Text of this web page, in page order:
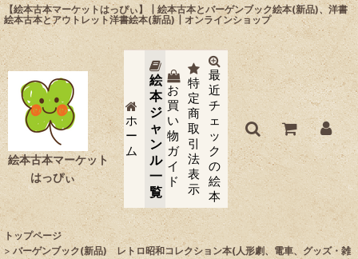
【絵本古本マーケットはっぴぃ】┃絵本古本とバーゲンブック絵本(新品)、洋書
絵本古本とアウトレット洋書絵本(新品)┃オンラインショップ
絵本古本マーケット
はっぴぃ
ホ
ー
ム
絵
本
ジ
ャ
ン
ル
一
覧
お
買
い
物
ガ
イ
ド
特
定
商
取
引
法
表
示
最
近
チ
ェ
ッ
ク
の
絵
本
トップページ
> バーゲンブック(新品) レトロ昭和コレクション本(人形劇、電車、グッズ・雑